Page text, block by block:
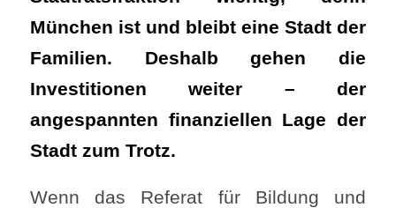
München ist und bleibt eine Stadt der
Familien. Deshalb gehen die
Investitionen weiter – der
angespannten finanziellen Lage der
Stadt zum Trotz.
Wenn das Referat für Bildung und